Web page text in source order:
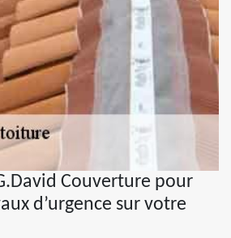
Couverture pour
d’urgence sur votre